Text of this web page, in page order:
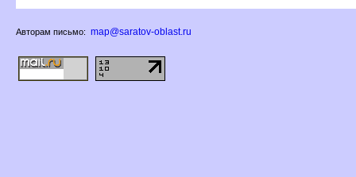
Авторам письмо: map@saratov-oblast.ru